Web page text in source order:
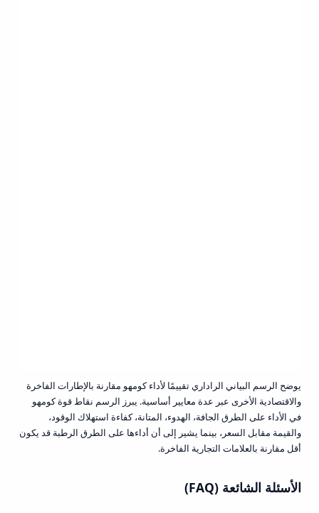
يوضح الرسم البياني الراداري تقييمًا لأداء كومهو مقارنة بالإطارات الفاخرة
والاقتصادية الأخرى عبر عدة معايير أساسية. يبرز الرسم نقاط قوة كومهو
في الأداء على الطرق الجافة، الهدوء، المتانة، كفاءة استهلاك الوقود،
والقيمة مقابل السعر، بينما يشير إلى أن أداءها على الطرق الرطبة قد يكون
أقل مقارنة بالعلامات التجارية الفاخرة.
الأسئلة الشائعة (FAQ)